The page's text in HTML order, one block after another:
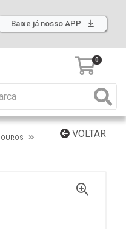
Baixe já nosso APP
0
VOLTAR